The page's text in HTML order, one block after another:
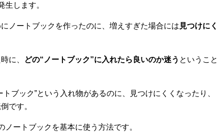
生します。
ノートブックを作ったのに、増えすぎた場合には 見つけにく
に、 どの“ノートブック”に入れたら良いのか迷う ということ
ブック”という入れ物があるのに、見つけにくくなったり、
です。
ートブックを基本に使う方法です。